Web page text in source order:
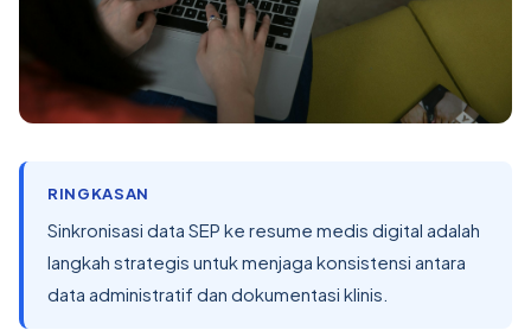
RINGKASAN
Sinkronisasi data SEP ke resume medis digital adalah
langkah strategis untuk menjaga konsistensi antara
data administratif dan dokumentasi klinis.